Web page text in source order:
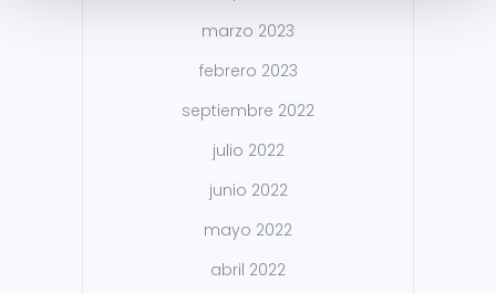
marzo 2023
febrero 2023
septiembre 2022
julio 2022
junio 2022
mayo 2022
abril 2022